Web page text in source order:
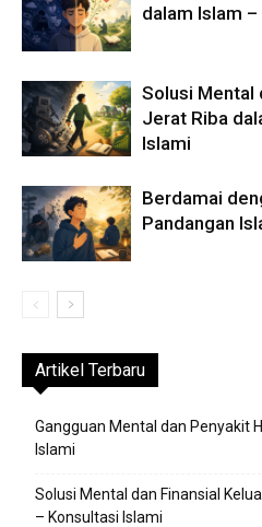
dalam Islam
Solusi Mental
Jerat Riba
Islami
Berdamai
Pandangan
Artikel Terbaru
Gangguan Mental dan Penyakit
Islami
Solusi Mental dan Finansial
– Konsultasi Islami